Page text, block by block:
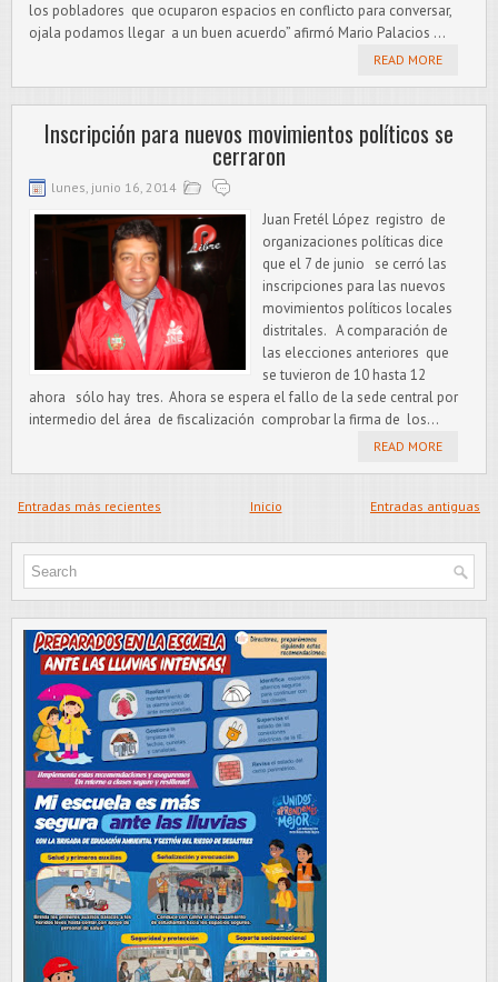
los pobladores que ocuparon espacios en conflicto para conversar,
ojala podamos llegar a un buen acuerdo” afirmó Mario Palacios ...
READ MORE
Inscripción para nuevos movimientos políticos se
cerraron
lunes, junio 16, 2014
Juan Fretél López registro de
organizaciones políticas dice
que el 7 de junio se cerró las
inscripciones para las nuevos
movimientos políticos locales
distritales. A comparación de
las elecciones anteriores que
se tuvieron de 10 hasta 12
ahora sólo hay tres. Ahora se espera el fallo de la sede central por
intermedio del área de fiscalización comprobar la firma de los...
READ MORE
Entradas más recientes Entradas antiguas
Inicio